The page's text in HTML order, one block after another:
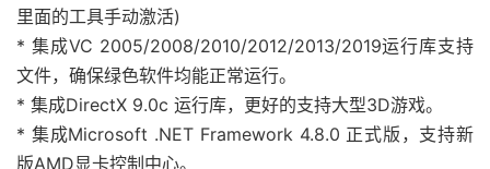
里面的工具手动激活)
* 集成VC 2005/2008/2010/2012/2013/2019运行库支持
文件，确保绿色软件均能正常运行。
* 集成DirectX 9.0c 运行库，更好的支持大型3D游戏。
* 集成Microsoft .NET Framework 4.8.0 正式版，支持新
版AMD显卡控制中心。